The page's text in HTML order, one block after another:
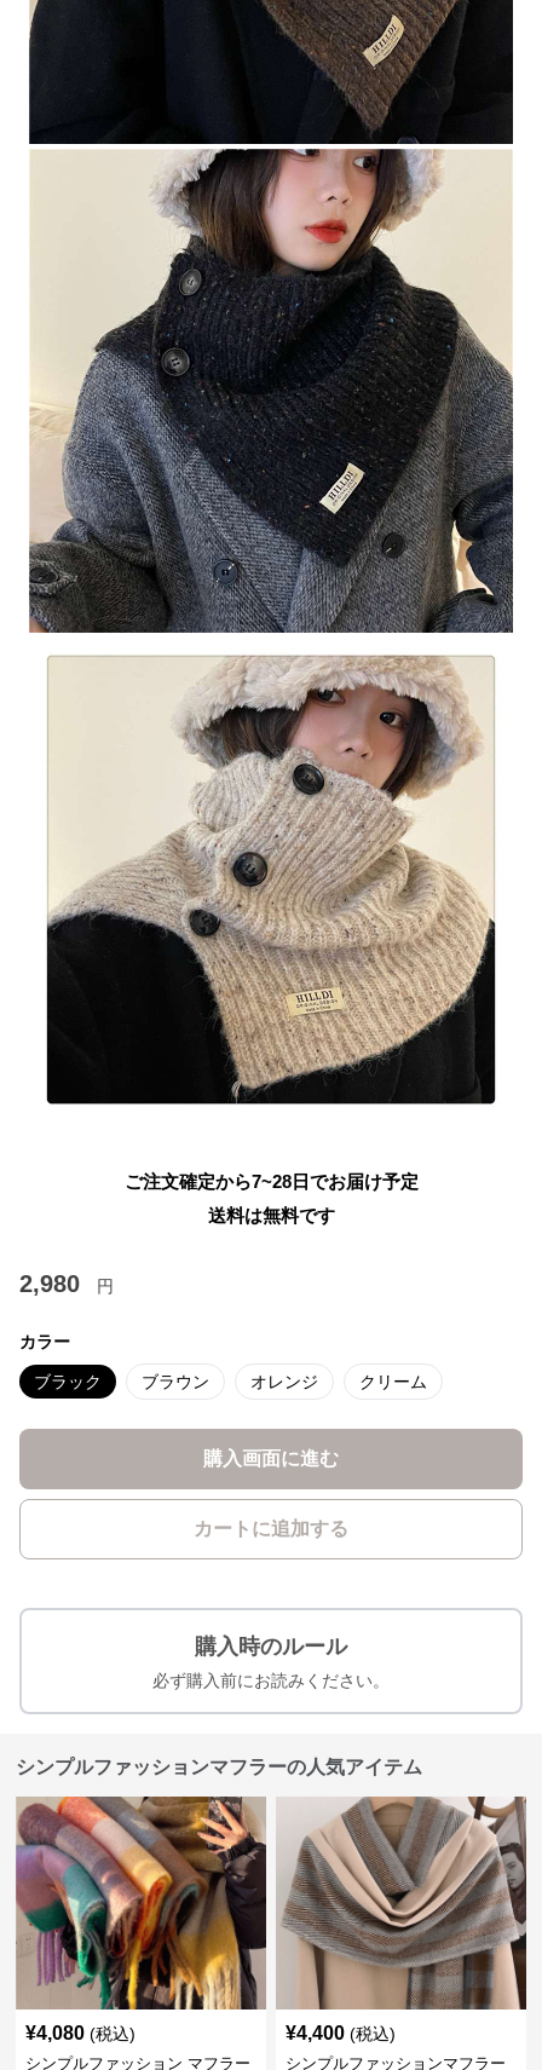
ご注文確定から7~28日でお届け予定
送料は無料です
2,980 円
カラー
ブラック ブラウン オレンジ クリーム
購入画面に進む
カートに追加する
購入時のルール
必ず購入前にお読みください。
シンプルファッションマフラーの人気アイテム
¥4,080 (税込)
シンプルファッション マフラー
¥4,400 (税込)
シンプルファッションマフラー